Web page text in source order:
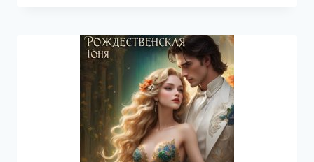
—
ТОНЯ
РОЖДЕСТВЕНСКАЯ